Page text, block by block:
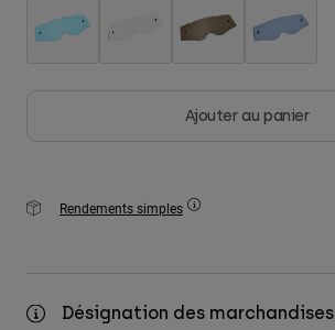
Hats
Ajouter au panier
Rendements simples
Désignation des marchandises